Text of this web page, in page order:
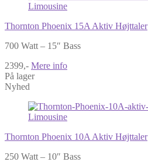
Thornton Phoenix 15A Aktiv Højttaler
700 Watt – 15″ Bass
2399,- Mere info
På lager
Nyhed
Thornton Phoenix 10A Aktiv Højttaler
250 Watt – 10″ Bass